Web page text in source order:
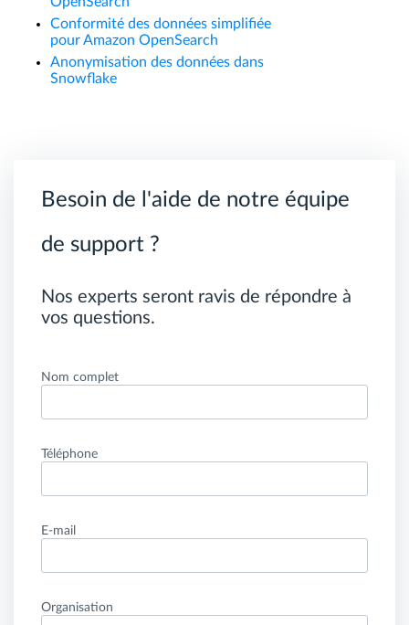
Conformité des données simplifiée
pour Amazon OpenSearch
Anonymisation des données dans
Snowflake
Besoin de l'aide de notre équipe
de support ?
Nos experts seront ravis de répondre à
vos questions.
Nom complet
Téléphone
E-mail
Organisation